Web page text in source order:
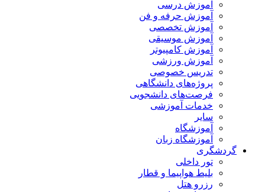
آموزش درسی
آموزش حرفه و فن
آموزش تخصصی
آموزش موسیقی
آموزش کامپیوتر
آموزش ورزشی
تدریس خصوصی
پروژه‌های دانشگاهی
فرصت‌های دانشجویی
خدمات آموزشی
سایر
آموزشگاه
آموزشگاه زبان
گردشگری
تور داخلی
بلیط هواپیما و قطار
رزرو هتل